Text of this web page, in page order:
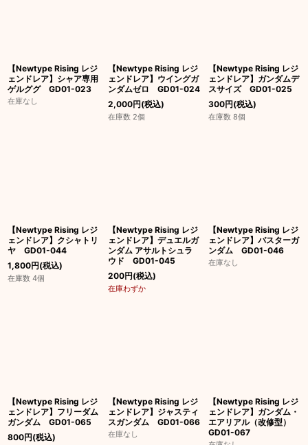
【Newtype Rising レジ
ェンドレア】シャア専用
ゲルググ GD01-023
在庫なし
【Newtype Rising レジ
ェンドレア】ウイングガ
ンダムゼロ GD01-024
2,000円(税込)
在庫数 2個
【Newtype Rising レジ
ェンドレア】ガンダムデ
スサイズ GD01-025
300円(税込)
在庫数 8個
【Newtype Rising レジ
ェンドレア】クシャトリ
ヤ GD01-044
1,800円(税込)
在庫数 4個
【Newtype Rising レジ
ェンドレア】デュエルガ
ンダム アサルトシュラ
ウド GD01-045
200円(税込)
在庫わずか
【Newtype Rising レジ
ェンドレア】バスターガ
ンダム GD01-046
在庫なし
【Newtype Rising レジ
ェンドレア】フリーダム
ガンダム GD01-065
800円(税込)
【Newtype Rising レジ
ェンドレア】ジャスティ
スガンダム GD01-066
在庫なし
【Newtype Rising レジ
ェンドレア】ガンダム・
エアリアル（改修型）
GD01-067